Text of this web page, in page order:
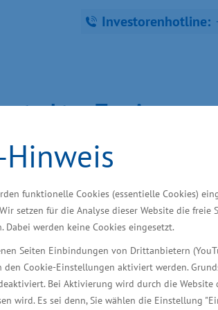
Hinweis
funktionelle Cookies (essentielle Cookies)
setzen für die Analyse dieser Website die freie
Dabei werden keine Cookies eingesetzt.
Seiten Einbindungen von Drittanbietern
den Cookie-Einstellungen aktiviert werden.
Bei Aktivierung wird durch die Website
wird. Es sei denn, Sie wählen die Einstellung
Investorenhotline:
Tou­ris­mus
finden Starke Branchen
vom